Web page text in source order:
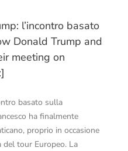
l’incontro basato
Donald Trump and
meeting on
basato sulla
ha finalmente
proprio in occasione
del tour Europeo. La